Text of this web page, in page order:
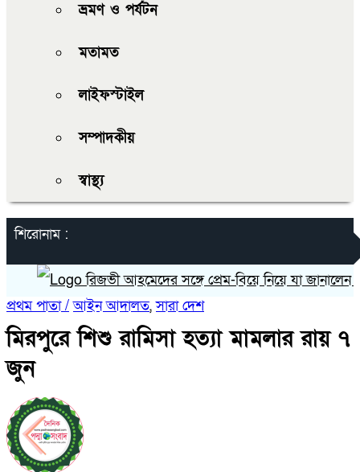
ভ্রমণ ও পর্যটন
মতামত
লাইফস্টাইল
সম্পাদকীয়
স্বাস্থ্য
শিরোনাম :
রিজভী আহমেদের সঙ্গে প্রেম-বিয়ে নিয়ে যা জানালেন
প্রথম পাতা / আইন আদালত,সারা দেশ
মিরপুরে শিশু রামিসা হত্যা মামলার রায় ৭
জুন